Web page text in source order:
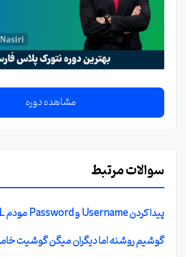
مشاهده دوره
سوالات مرتبط
پیدا کردن Username و Password مودم ADSL
گوشیم روشنه اما دیگران میگن گوشیت